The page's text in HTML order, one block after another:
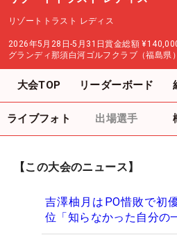
リゾートトラスト レディス
2026年5月28日-5月31日賞金総額
グランディ那須白河ゴルフクラブ（福島県）
大会TOP リーダーボード
ライブフォト 出場選手
【この大会のニュース】
吉澤柚月はPO惜敗で初
位「知らなかった自分の